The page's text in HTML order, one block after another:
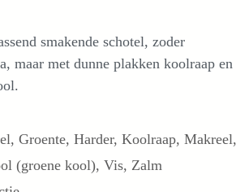
smakende schotel, zoder
maar met dunne plakken koolraap en
, Groente, Harder, Koolraap, Makreel,
(groene kool), Vis, Zalm